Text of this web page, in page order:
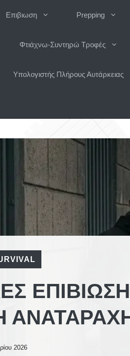
Επιβιωση Prepping
Φτιάχνω-Συντηρώ Τροφές
Υπολογιστής Πλήρους Αυτάρκειας
2026